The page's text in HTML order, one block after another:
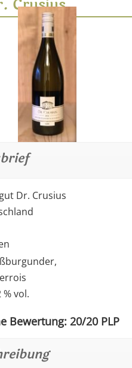
Crusius
Dr. Crusius
% vol.
Bewertung: 20/20 PLP